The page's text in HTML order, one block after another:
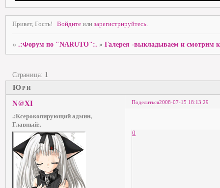
Привет, Гость! Войдите илизарегистрируйтесь.
».:Форум по "NARUTO":. »Галерея -выкладываем и смотрим
Юри
Страница: 1
Поделиться2008-07-15 18:13:29
N@XI
.:Ксерокопирующий админ,
Главный:.
0